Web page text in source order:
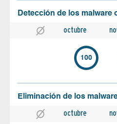
Detección de los malware
octubre
100
Eliminación de los
octubre